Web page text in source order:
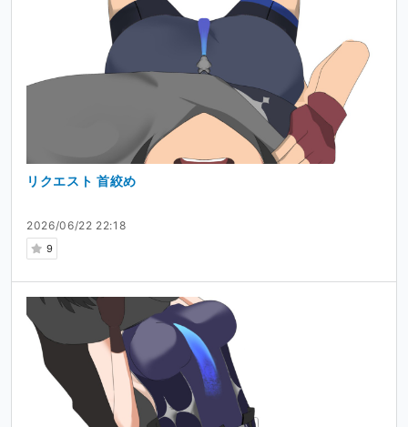
2026/06/22 22:18
9
リクエスト 首絞め